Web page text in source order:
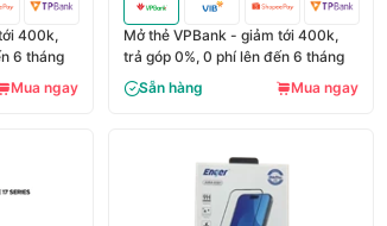
400k,
6 tháng
Mua ngay
Mở thẻ VPBank - giảm tới 400k,
trả góp 0%, 0 phí lên đến 6 tháng
Sẵn hàng
Mua ngay